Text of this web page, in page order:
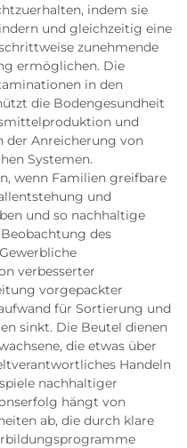
indem sie
und gleichzeitig eine
zunehmende
ermöglichen. Die
in den
die Bodengesundheit
und
der Anreicherung von
Systemen.
wenn Familien greifbare
und
und so nachhaltige
des
verbesserter
vorgepackter
für Sortierung und
sinkt. Die Beutel dienen
die etwas über
Handeln
nachhaltiger
hängt von
ab, die durch klare